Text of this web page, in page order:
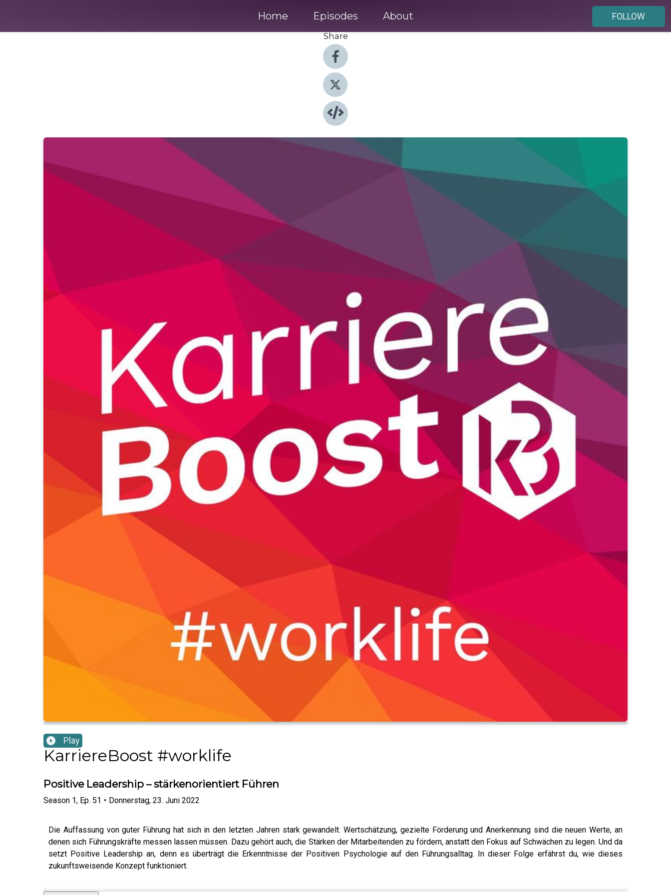
Home Episodes About
FOLLOW
Share
Play
KarriereBoost #worklife
Positive Leadership – stärkenorientiert Führen
Season 1, Ep. 51 • Donnerstag, 23. Juni 2022
Die Auffassung von guter Führung hat sich in den letzten Jahren stark gewandelt. Wertschätzung, gezielte Förderung und Anerkennung sind die neuen Werte, an
denen sich Führungskräfte messen lassen müssen. Dazu gehört auch, die Stärken der Mitarbeitenden zu fördern, anstatt den Fokus auf Schwächen zu legen. Und da
setzt Positive Leadership an, denn es überträgt die Erkenntnisse der Positiven Psychologie auf den Führungsalltag. In dieser Folge erfährst du, wie dieses
zukunftsweisende Konzept funktioniert.